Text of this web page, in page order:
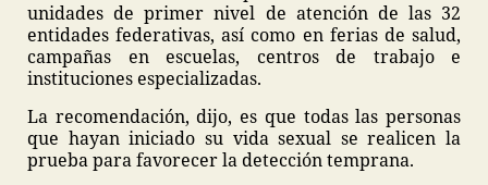
unidades de primer nivel de atención de las 32
entidades federativas, así como en ferias de salud,
campañas en escuelas, centros de trabajo e
instituciones especializadas.
La recomendación, dijo, es que todas las personas
que hayan iniciado su vida sexual se realicen la
prueba para favorecer la detección temprana.